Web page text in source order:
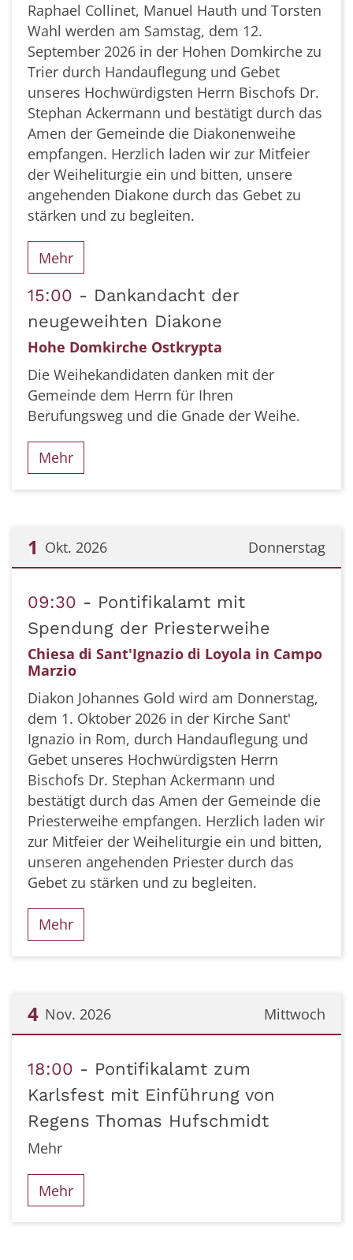
Raphael Collinet, Manuel Hauth und Torsten
Wahl werden am Samstag, dem 12.
September 2026 in der Hohen Domkirche zu
Trier durch Handauflegung und Gebet
unseres Hochwürdigsten Herrn Bischofs Dr.
Stephan Ackermann und bestätigt durch das
Amen der Gemeinde die Diakonenweihe
empfangen. Herzlich laden wir zur Mitfeier
der Weiheliturgie ein und bitten, unsere
angehenden Diakone durch das Gebet zu
stärken und zu begleiten.
Mehr
15:00
Dankandacht der
neugeweihten Diakone
Hohe Domkirche Ostkrypta
Die Weihekandidaten danken mit der
Gemeinde dem Herrn für Ihren
Berufungsweg und die Gnade der Weihe.
Mehr
Donnerstag
1 Okt. 2026
09:30
Pontifikalamt mit
Spendung der Priesterweihe
Chiesa di Sant'Ignazio di Loyola in Campo
Marzio
Diakon Johannes Gold wird am Donnerstag,
dem 1. Oktober 2026 in der Kirche Sant'
Ignazio in Rom, durch Handauflegung und
Gebet unseres Hochwürdigsten Herrn
Bischofs Dr. Stephan Ackermann und
bestätigt durch das Amen der Gemeinde die
Priesterweihe empfangen. Herzlich laden wir
zur Mitfeier der Weiheliturgie ein und bitten,
unseren angehenden Priester durch das
Gebet zu stärken und zu begleiten.
Mehr
Mittwoch
4 Nov. 2026
18:00
Pontifikalamt zum
Karlsfest mit Einführung von
Regens Thomas Hufschmidt
Mehr
Mehr